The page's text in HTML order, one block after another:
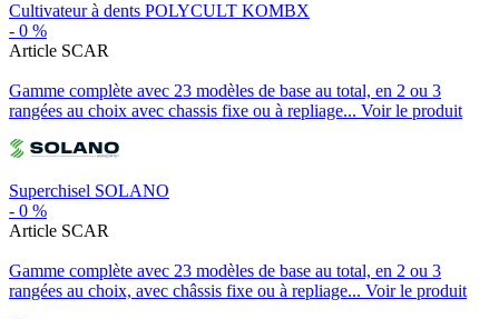
Cultivateur à dents POLYCULT KOMBX
- 0 %
Article SCAR
Gamme complète avec 23 modèles de base au total, en 2 ou 3
rangées au choix avec chassis fixe ou à repliage... Voir le produit
Superchisel SOLANO
- 0 %
Article SCAR
Gamme complète avec 23 modèles de base au total, en 2 ou 3
rangées au choix, avec châssis fixe ou à repliage... Voir le produit